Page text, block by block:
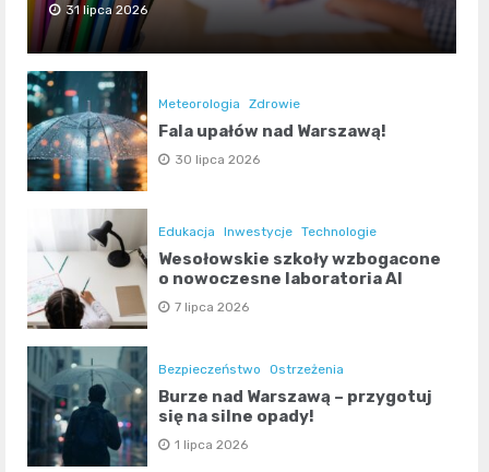
31 lipca 2026
Meteorologia Zdrowie
Fala upałów nad Warszawą!
30 lipca 2026
Edukacja Inwestycje Technologie
Wesołowskie szkoły wzbogacone
o nowoczesne laboratoria AI
7 lipca 2026
Bezpieczeństwo Ostrzeżenia
Burze nad Warszawą – przygotuj
się na silne opady!
1 lipca 2026